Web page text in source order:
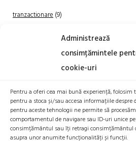
Administrează
consimțămintele
cookie-uri
Pentru a oferi cea mai bună experiență,
pentru a stoca și/sau accesa informațiile
pentru aceste tehnologii ne permite să
comportamentul de navigare sau ID-uri unice
consimțământul sau îți retragi consimțământul
asupra unor anumite funcționalități și funcții.
tranzactionare(9)
(20)